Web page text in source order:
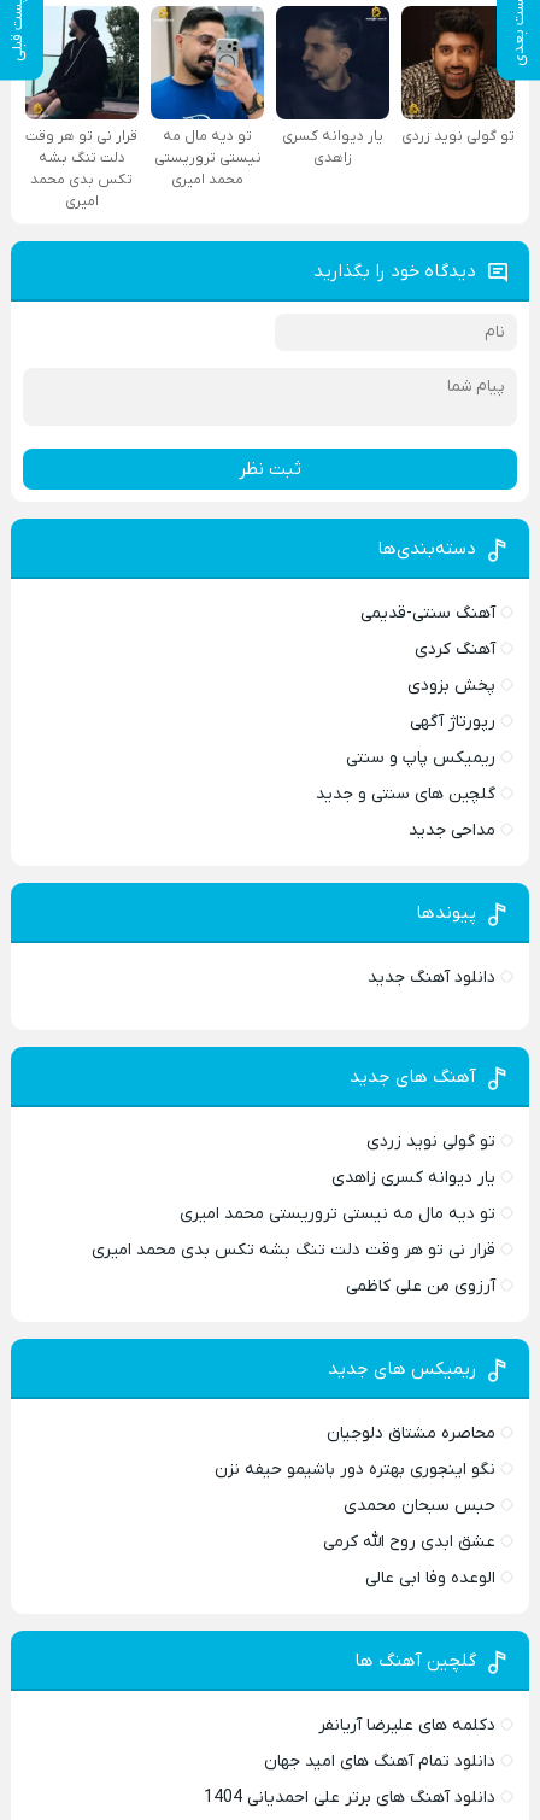
پست بعدی پست قبلی
تو گولی نوید زردی
یار دیوانه کسری
زاهدی
تو دیه مال مه
نیستی تروریستی
محمد امیری
قرار نی تو هر وقت
دلت تنگ بشه
تکس بدی محمد
امیری
دیدگاه خود را بگذارید
ثبت نظر
دسته‌بندی‌ها
آهنگ سنتی-قدیمی
آهنگ کردی
پخش بزودی
رپورتاژ آگهی
ریمیکس پاپ و سنتی
گلچین های سنتی و جدید
مداحی جدید
پیوندها
دانلود آهنگ جدید
آهنگ های جدید
تو گولی نوید زردی
یار دیوانه کسری زاهدی
تو دیه مال مه نیستی تروریستی محمد امیری
قرار نی تو هر وقت دلت تنگ بشه تکس بدی محمد امیری
آرزوی من علی کاظمی
ریمیکس های جدید
محاصره مشتاق دلوجیان
نگو اینجوری بهتره دور باشیمو حیفه نزن
حبس سبحان محمدی
عشق ابدی روح الله کرمی
الوعده وفا ابی عالی
گلچین آهنگ ها
دکلمه های علیرضا آریانفر
دانلود تمام آهنگ های امید جهان
دانلود آهنگ های برتر علی احمدیانی 1404